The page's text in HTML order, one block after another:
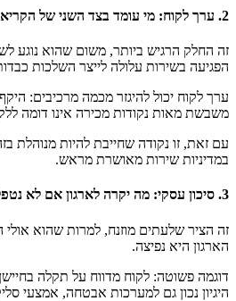
2. ערך לקוח: מי עומד בצד השני של הקריאה
זה החלק הרגיש ביותר, משום שהוא נוגע
הפגיעה בשירות עלולה לייצר השלכות
ערך לקוח יכול להיגזר מכמה מרכיבים:
משבשת מאות נקודות מכירה אינו דומה
במדיניות שירות מאושרת מראש.
3. סיכון עסקי: מה יקרה לארגון אם לא נטפל
זה הציר שלעתים מוזנח, למרות שהוא
הארגון היא נפיצה.
דוגמה פשוטה: לקוח מדווח על תקלה
היגיון נכון גם למערכות אבטחה, אמצעי